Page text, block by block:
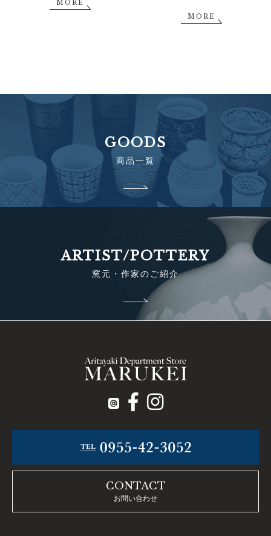
MORE
MORE
GOODS
商品一覧
ARTIST/POTTERY
窯元・作家のご紹介
CONTACT
お問い合わせ